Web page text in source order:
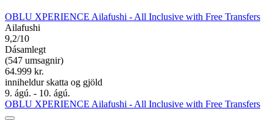
OBLU XPERIENCE Ailafushi - All Inclusive with Free Transfers
Ailafushi
9,2/10
Dásamlegt
(547 umsagnir)
64.999 kr.
inniheldur skatta og gjöld
9. ágú. - 10. ágú.
OBLU XPERIENCE Ailafushi - All Inclusive with Free Transfers